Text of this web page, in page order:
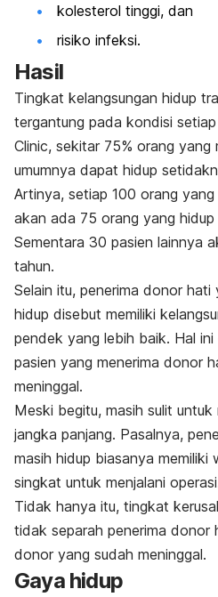
kolesterol tinggi, dan
risiko infeksi.
Hasil
Tingkat kelangsungan hidup
tergantung pada kondisi
Clinic, sekitar 75% orang yang
umumnya dapat hidup
Artinya, setiap 100 orang
akan ada 75 orang yang hidup
Sementara 30 pasien lainnya
tahun.
Selain itu, penerima donor
hidup disebut memiliki
pendek yang lebih baik. Hal
pasien yang menerima donor
meninggal.
Meski begitu, masih sulit
jangka panjang. Pasalnya,
masih hidup biasanya memiliki
singkat untuk menjalani
Tidak hanya itu, tingkat
tidak separah penerima donor
donor yang sudah meninggal.
Gaya hidup